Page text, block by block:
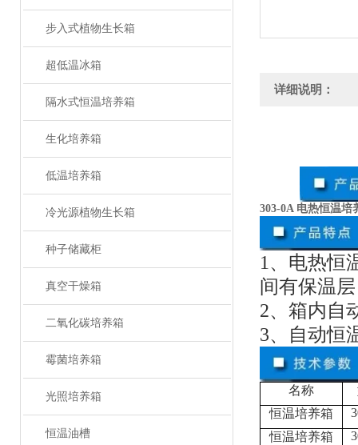
步入式植物生长箱
超低温冰箱
隔水式恒温培养箱
生化培养箱
低温培养箱
冷光源植物生长箱
种子储藏柜
真空干燥箱
二氧化碳培养箱
霉菌培养箱
光照培养箱
恒温油槽
详细说明：
303-0A 电热恒温培
1、电热恒
间有保温
2、箱内自
3、自动恒
名称
恒温培养箱
恒温培养箱